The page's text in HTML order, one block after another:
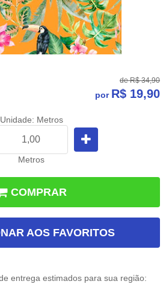
de R$ 34,90
por R$ 19,90
Unidade: Metros
Metros
COMPRAR
AOS FAVORITOS
entrega estimados para sua região: